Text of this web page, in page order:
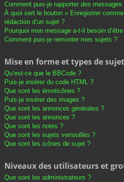
Comment puis-je rapporter des
À quoi sert le bouton « Enregistrer
rédaction d’un sujet ?
Pourquoi mon message a-t-il besoin
Comment puis-je remonter mes sujets ?
Mise en forme et types de
Qu’est-ce que le BBCode ?
Puis-je insérer du code HTML ?
Que sont les émoticônes ?
Puis-je insérer des images ?
Que sont les annonces générales ?
Que sont les annonces ?
Que sont les notes ?
Que sont les sujets verrouillés ?
Que sont les icônes de sujet ?
Niveaux des utilisateurs et
Que sont les administrateurs ?